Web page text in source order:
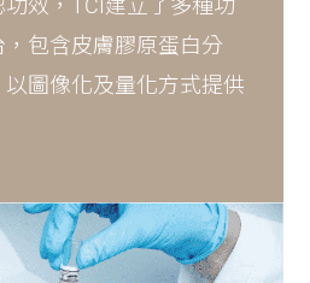
效，TCI建立了多種功
包含皮膚膠原蛋白分
圖像化及量化方式提供